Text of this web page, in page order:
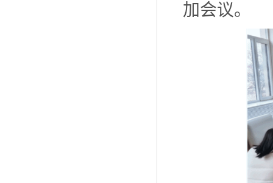
加会议。